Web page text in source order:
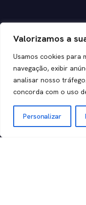
Valorizamos a
Usamos cookies para
navegação, exibir
analisar nosso
concorda com o uso
Personalizar